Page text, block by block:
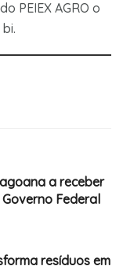
PEIEX AGRO o
a receber
Federal
resíduos em